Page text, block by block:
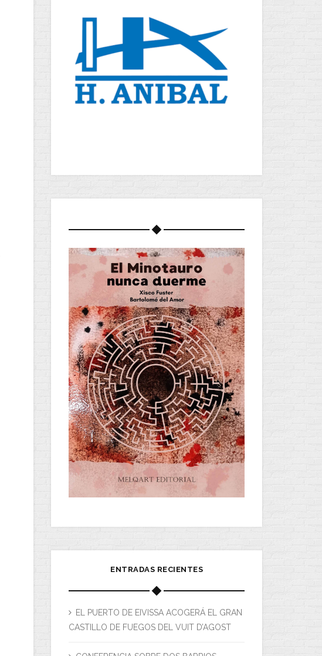
ENTRADAS RECIENTES
EL PUERTO DE EIVISSA ACOGERÁ EL GRAN
CASTILLO DE FUEGOS DEL VUIT D’AGOST